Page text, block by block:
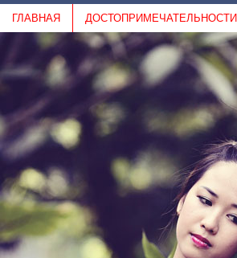
ГЛАВНАЯ ДОСТОПРИМЕЧАТЕЛЬНОСТИ